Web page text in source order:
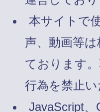
本サイトで
声、動画等
ております
行為を禁止い
JavaScript